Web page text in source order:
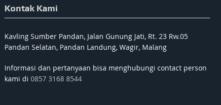
Kontak Kami
Kavling Sumber Pandan, Jalan Gunung Jati, Rt. 23 Rw.05
Pandan Selatan, Pandan Landung, Wagir, Malang
Informasi dan pertanyaan bisa menghubungi contact person
kami di 0857 3168 8544